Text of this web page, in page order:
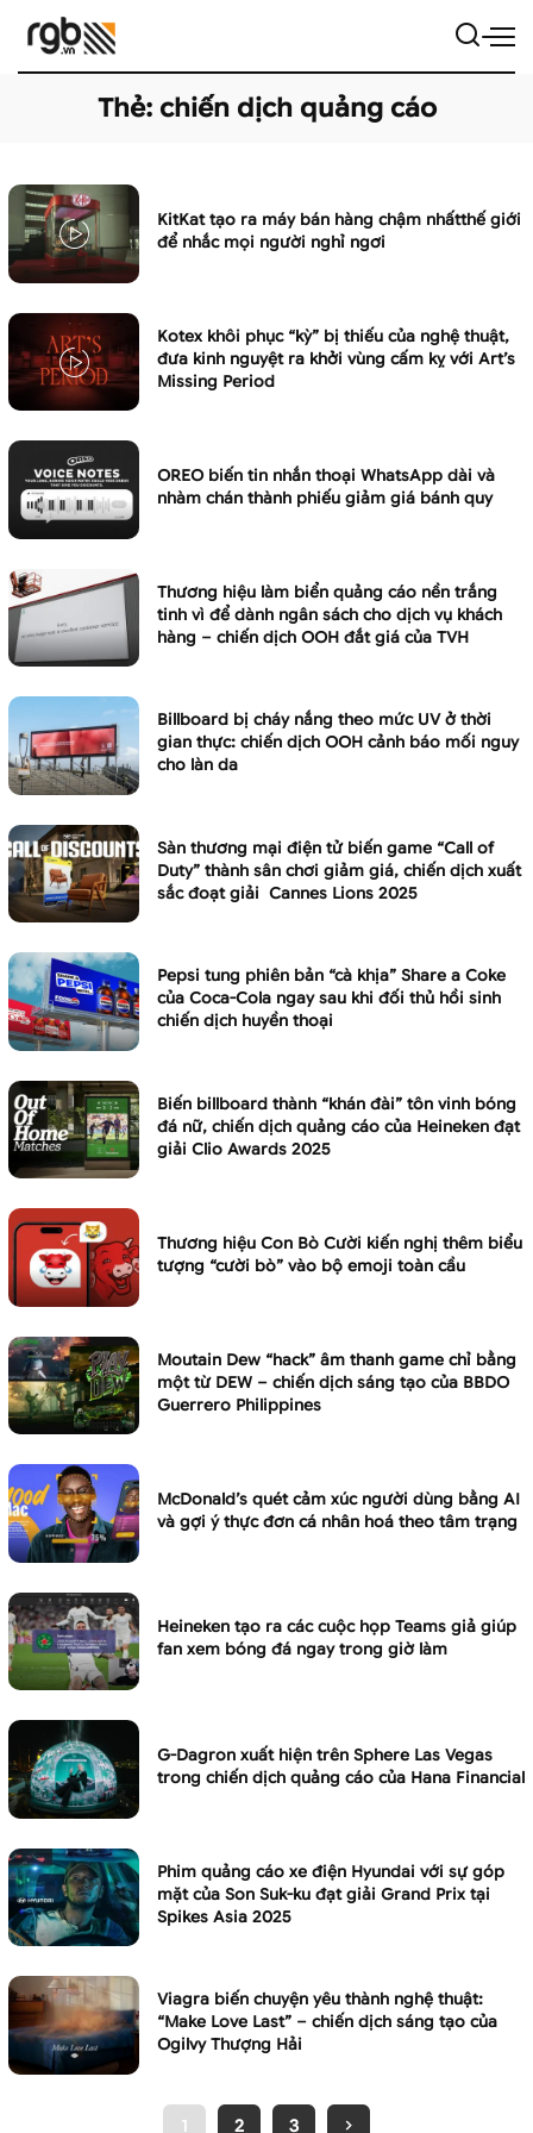
Thẻ: chiến dịch quảng cáo
KitKat tạo ra máy bán hàng chậm nhấtthế giới
để nhắc mọi người nghỉ ngơi
Kotex khôi phục “kỳ” bị thiếu của nghệ thuật,
đưa kinh nguyệt ra khởi vùng cấm kỵ với Art’s
Missing Period
OREO biến tin nhắn thoại WhatsApp dài và
nhàm chán thành phiếu giảm giá bánh quy
Thương hiệu làm biển quảng cáo nền trắng
tinh vì để dành ngân sách cho dịch vụ khách
hàng – chiến dịch OOH đắt giá của TVH
Billboard bị cháy nắng theo mức UV ở thời
gian thực: chiến dịch OOH cảnh báo mối nguy
cho làn da
Sàn thương mại điện tử biến game “Call of
Duty” thành sân chơi giảm giá, chiến dịch xuất
sắc đoạt giải Cannes Lions 2025
Pepsi tung phiên bản “cà khịa” Share a Coke
của Coca-Cola ngay sau khi đối thủ hồi sinh
chiến dịch huyền thoại
Biến billboard thành “khán đài” tôn vinh bóng
đá nữ, chiến dịch quảng cáo của Heineken đạt
giải Clio Awards 2025
Thương hiệu Con Bò Cười kiến nghị thêm biểu
tượng “cười bò” vào bộ emoji toàn cầu
Moutain Dew “hack” âm thanh game chỉ bằng
một từ DEW – chiến dịch sáng tạo của BBDO
Guerrero Philippines
McDonald’s quét cảm xúc người dùng bằng AI
và gợi ý thực đơn cá nhân hoá theo tâm trạng
Heineken tạo ra các cuộc họp Teams giả giúp
fan xem bóng đá ngay trong giờ làm
G-Dagron xuất hiện trên Sphere Las Vegas
trong chiến dịch quảng cáo của Hana Financial
Phim quảng cáo xe điện Hyundai với sự góp
mặt của Son Suk-ku đạt giải Grand Prix tại
Spikes Asia 2025
Viagra biến chuyện yêu thành nghệ thuật:
“Make Love Last” – chiến dịch sáng tạo của
Ogilvy Thượng Hải
1 2 3